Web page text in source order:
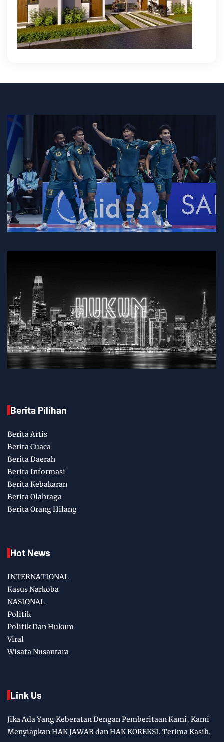
Berita Pilihan
Berita Artis
Berita Cuaca
Berita Daerah
Berita Informasi
Berita Kebakaran
Berita Olahraga
Berita Orang Hilang
Hot News
INTERNATIONAL
Kasus Narkoba
NASIONAL
Politik
Politik Dan Hukum
Viral
Wisata Nusantara
Link Us
Jika Ada Yang Keberatan Dengan Pemberitaan Kami, Kami
Menyiapkan HAK JAWAB dan HAK KOREKSI. Terima Kasih.